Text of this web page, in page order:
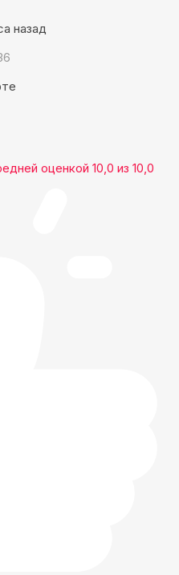
назад
оценкой 10,0 из 10,0